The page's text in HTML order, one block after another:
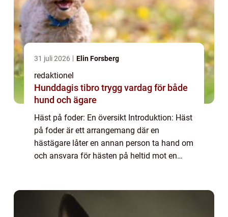
31 juli 2026 Elin Forsberg
redaktionel
Hunddagis tibro trygg vardag för både
hund och ägare
Häst på foder: En översikt Introduktion: Häst
på foder är ett arrangemang där en
hästägare låter en annan person ta hand om
och ansvara för hästen på heltid mot en